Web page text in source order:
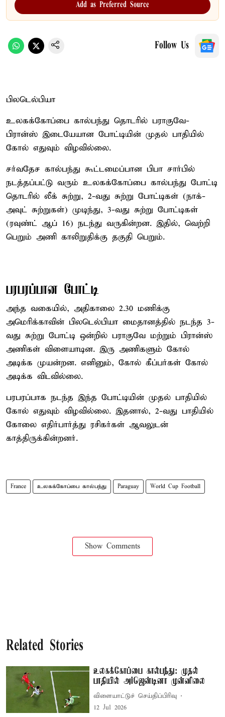
Add as Preferred Source
Follow Us
பிலடெல்பியா
உலகக்கோப்பை கால்பந்து தொடரில் பராகுவே-
பிரான்ஸ் இடையேயான போட்டியின் முதல் பாதியில்
கோல் எதுவும் விழவில்லை.
சர்வதேச கால்பந்து கூட்டமைப்பான பிபா சார்பில்
நடத்தப்பட்டு வரும் உலகக்கோப்பை கால்பந்து போட்டி
தொடரில் லீக் சுற்று, 2-வது சுற்று போட்டிகள் (நாக்-
அவுட் சுற்றுகள்) முடிந்து, 3-வது சுற்று போட்டிகள்
(ரவுண்ட் ஆப் 16) நடந்து வருகின்றன. இதில், வெற்றி
பெறும் அணி காலிறுதிக்கு தகுதி பெறும்.
பரபரப்பான போட்டி
அந்த வகையில், அதிகாலை 2.30 மணிக்கு
அமெரிக்காவின் பிலடெல்பியா மைதானத்தில் நடந்த 3-
வது சுற்று போட்டி ஒன்றில் பராகுவே மற்றும் பிரான்ஸ்
அணிகள் விளையாடின. இரு அணிகளும் கோல்
அடிக்க முயன்றன. எனினும், கோல் கீப்பர்கள் கோல்
அடிக்க விடவில்லை.
பரபரப்பாக நடந்த இந்த போட்டியின் முதல் பாதியில்
கோல் எதுவும் விழவில்லை. இதனால், 2-வது பாதியில்
கோலை எதிர்பார்த்து ரசிகர்கள் ஆவலுடன்
காத்திருக்கின்றனர்.
France உலகக்கோப்பை கால்பந்து Paraguay World Cup Football
Show Comments
Related Stories
உலகக்கோப்பை கால்பந்து: முதல்
பாதியில் அர்ஜென்டினா முன்னிலை
விளையாட்டுச் செய்திப்பிரிவு
12 Jul 2026